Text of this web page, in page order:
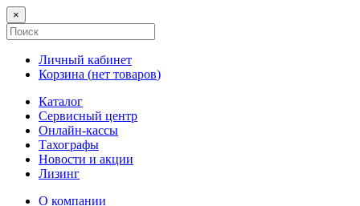
×
Личный кабинет
Корзина (нет товаров)
Каталог
Сервисный центр
Онлайн-кассы
Тахографы
Новости и акции
Лизинг
О компании